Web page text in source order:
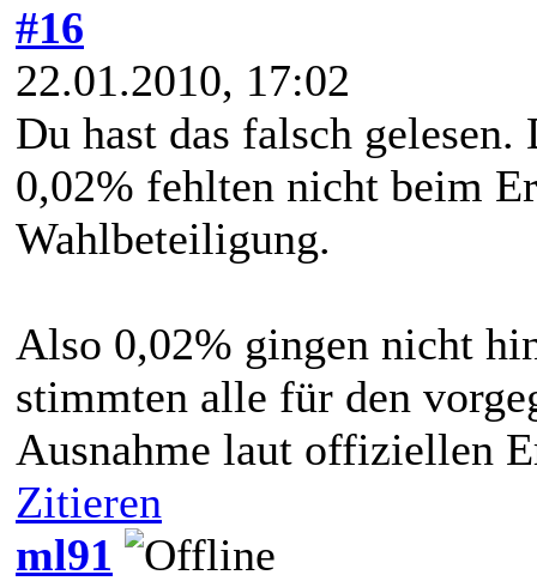
#16
22.01.2010, 17:02
Du hast das falsch
0,02% fehlten nicht beim
Wahlbeteiligung.
Also 0,02% gingen nicht
stimmten alle für den
Ausnahme laut offiziellen
Zitieren
ml91